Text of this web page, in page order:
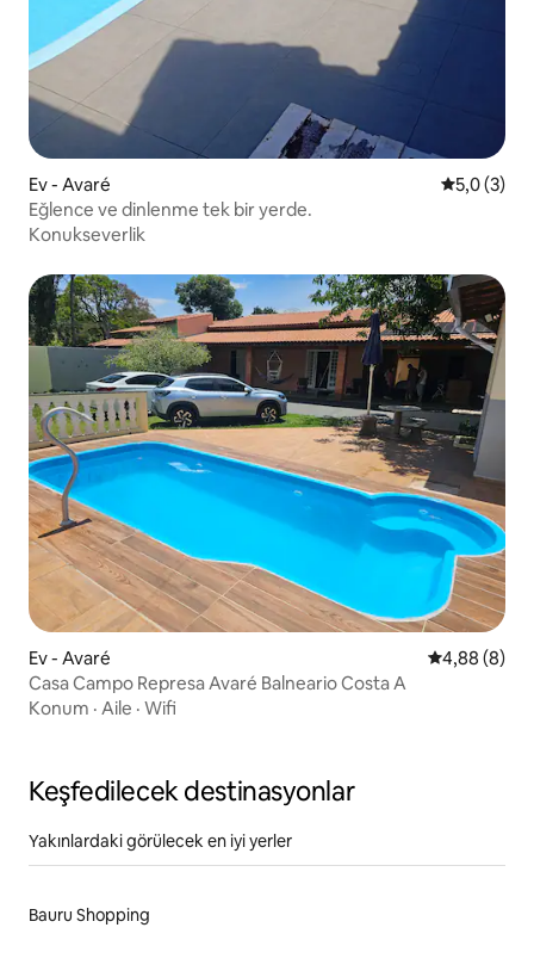
Ev - Avaré 55,0 (3)
Eğlence ve dinlenme tek bir yerde.
Konukseverlik
Ev - Avaré 5 üzerinden
4,88 (8)
Casa Campo Represa Avaré Balneario Costa A
Konum · Aile · Wifi
Keşfedilecek destinasyonlar
Yakınlardaki görülecek en iyi yerler
Bauru Shopping